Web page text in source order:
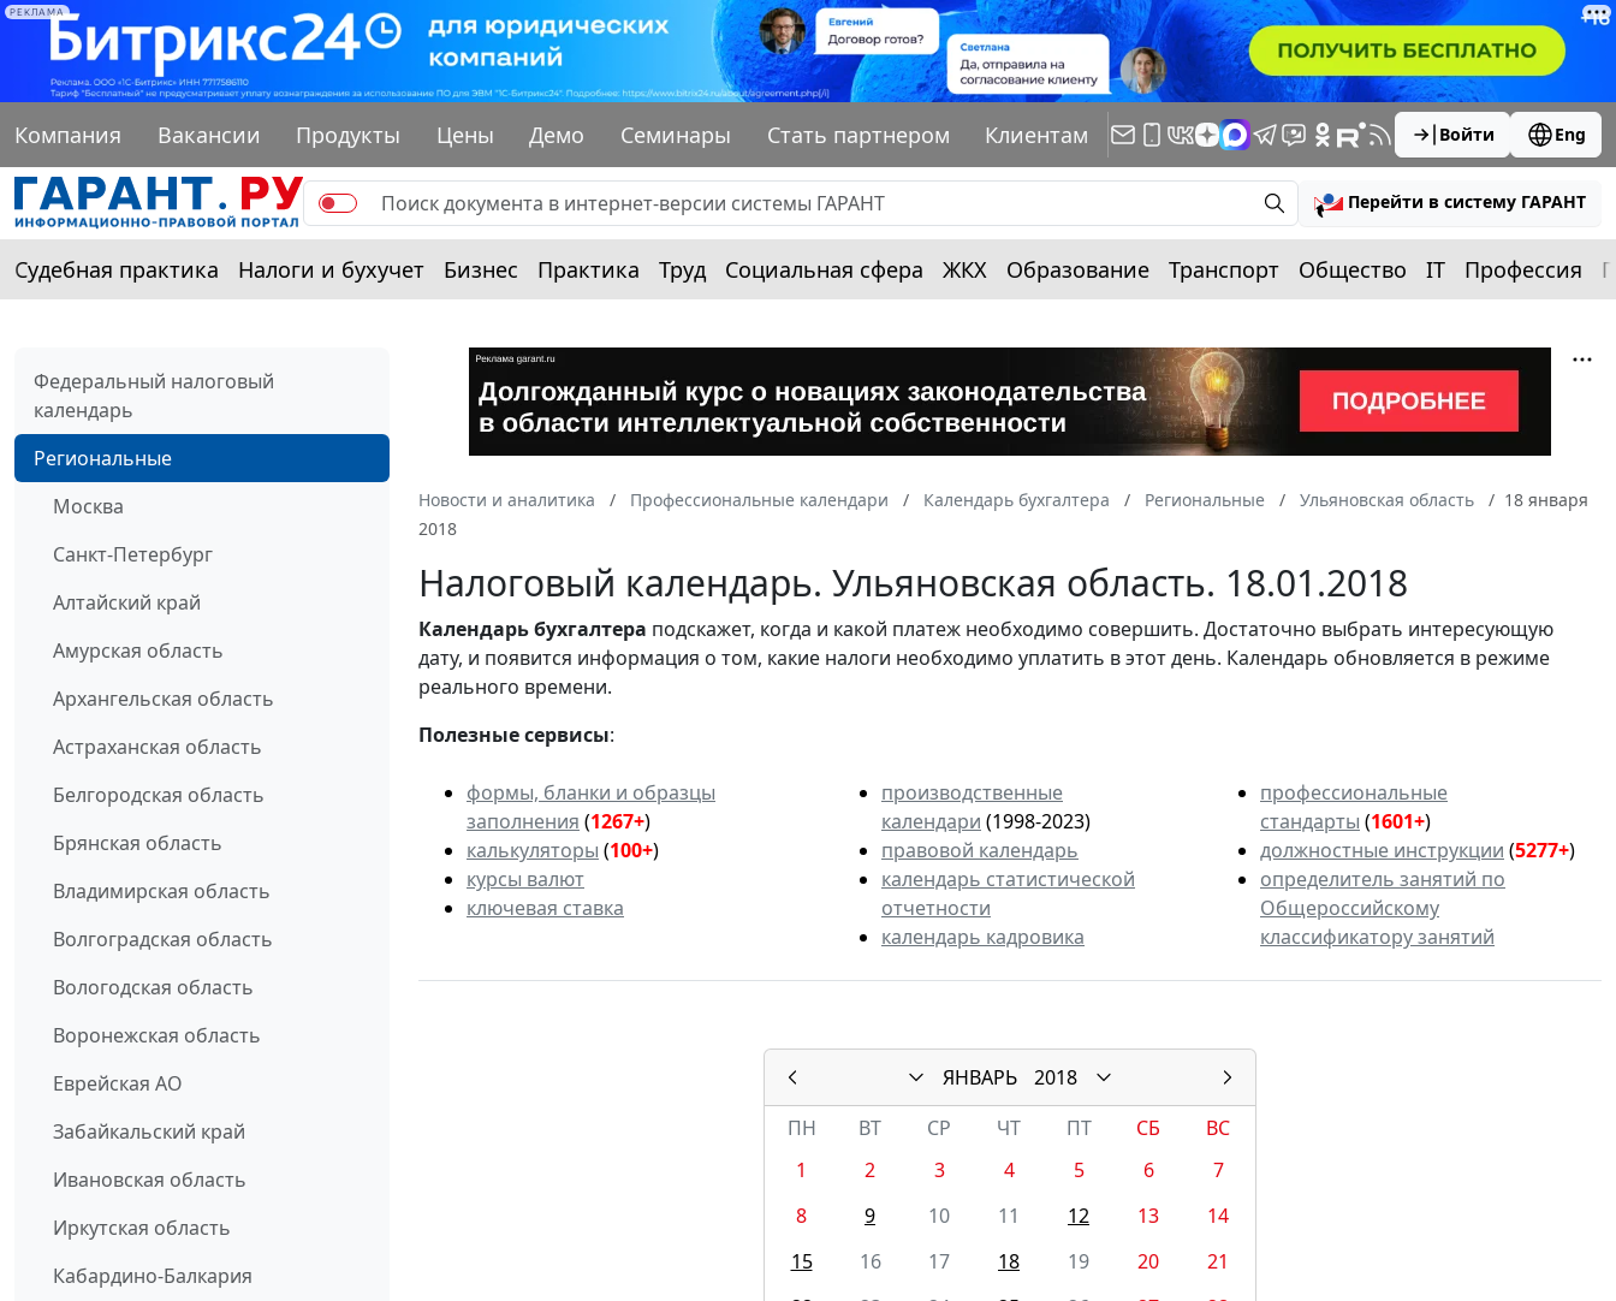
РЕКЛАМА
Компания Вакансии Продукты Цены Демо Семинары Стать партнером Клиентам Войти Eng
Перейти в систему ГАРАНТ
Судебная практика Налоги и бухучет Бизнес Практика Труд Социальная сфера ЖКХ Образование Транспорт Общество IT Профессия
Федеральный налоговый
календарь
Региональные
Москва
Санкт-Петербург
Алтайский край
Амурская область
Архангельская область
Астраханская область
Белгородская область
Брянская область
Владимирская область
Волгоградская область
Вологодская область
Воронежская область
Еврейская АО
Забайкальский край
Ивановская область
Иркутская область
Кабардино-Балкария
Новости и аналитика Профессиональные календари Календарь бухгалтера Региональные Ульяновская область
18 января
2018
Налоговый календарь. Ульяновская область. 18.01.2018
Календарьбухгалтера подскажет, когда и какой платеж необходимо совершить. Достаточно выбрать интересующую
дату, и появится информация о том, какие налоги необходимо уплатить в этот день. Календарь обновляется в режиме
реального времени.
Полезные сервисы:
формы, бланки и образцы
заполнения (1267+)
калькуляторы (100+)
курсы валют
ключевая ставка
производственные
календари (1998-2023)
правовой календарь
календарь статистической
отчетности
календарь кадровика
профессиональные
стандарты (1601+)
должностные инструкции (5277+)
определитель занятий по
Общероссийскому
классификатору занятий
ЯНВАРЬ
2018
ПН
ВТ СР ЧТ ПТ СБ
ВС
1
2 3 4 5 6
7
8
9 10 11 12 13
14
15
16 17 18 19 20
21